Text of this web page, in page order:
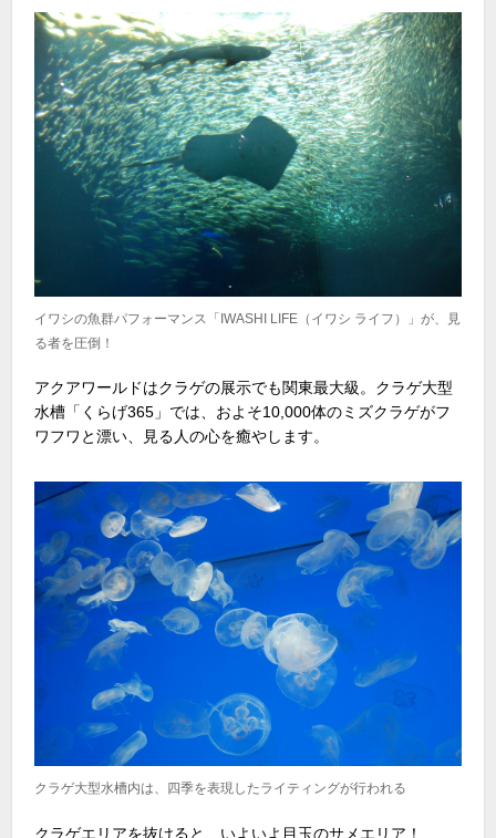
イワシの魚群パフォーマンス「IWASHI LIFE（イワシ ライフ）」が、見
る者を圧倒！
アクアワールドはクラゲの展示でも関東最大級。クラゲ大型
水槽「くらげ365」では、およそ10,000体のミズクラゲがフ
ワフワと漂い、見る人の心を癒やします。
クラゲ大型水槽内は、四季を表現したライティングが行われる
クラゲエリアを抜けると、いよいよ目玉のサメエリア！